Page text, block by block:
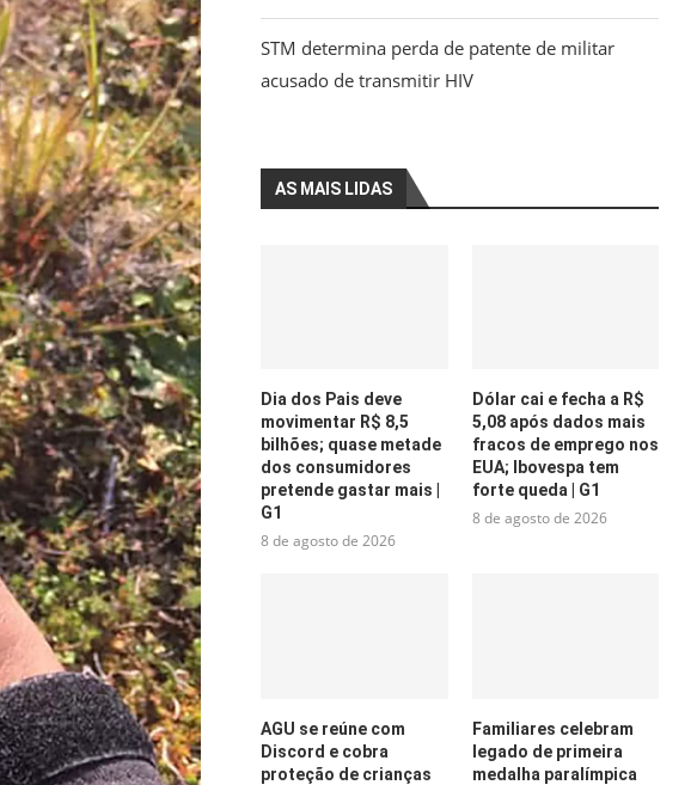
STM determina perda de patente de militar
acusado de transmitir HIV
AS MAIS LIDAS
Dia dos Pais deve
movimentar R$ 8,5
bilhões; quase metade
dos consumidores
pretende gastar mais |
G1
8 de agosto de 2026
Dólar cai e fecha a R$
5,08 após dados mais
fracos de emprego nos
EUA; Ibovespa tem
forte queda | G1
8 de agosto de 2026
AGU se reúne com
Discord e cobra
proteção de crianças
Familiares celebram
legado de primeira
medalha paralímpica